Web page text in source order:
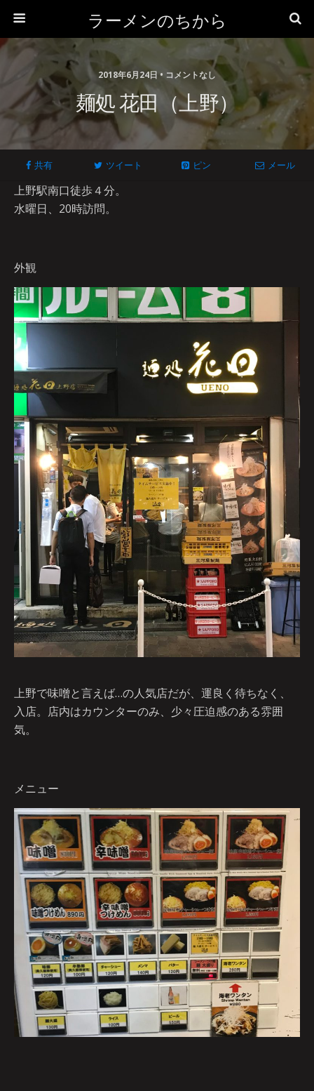
ラーメンのちから
2018年6月24日 • コメントなし
麺処 花田（上野）
共有 ツイート ピン メール
上野駅南口徒歩４分。
水曜日、20時訪問。
外観
上野で味噌と言えば…の人気店だが、運良く待ちなく、
入店。店内はカウンターのみ、少々圧迫感のある雰囲
気。
メニュー